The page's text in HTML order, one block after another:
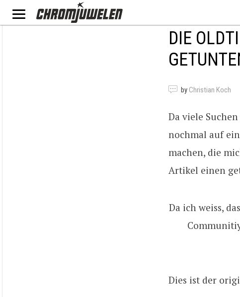
DIE
by Christian Koch
Da viele
nochmal auf
machen, die
Artikel einen
Da ich weiss,
Dies ist der